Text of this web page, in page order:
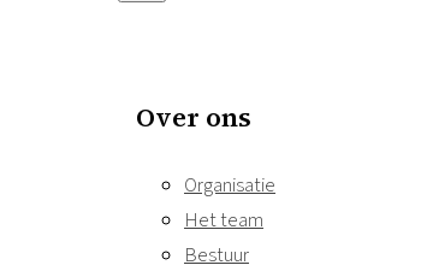
Over ons
Organisatie
Het team
Bestuur